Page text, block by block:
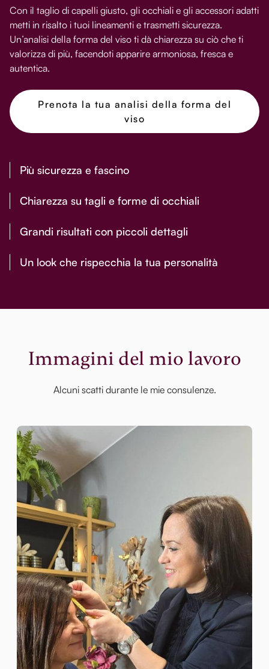
Con il taglio di capelli giusto, gli occhiali e gli accessori adatti
metti in risalto i tuoi lineamenti e trasmetti sicurezza.
Un’analisi della forma del viso ti dà chiarezza su ciò che ti
valorizza di più, facendoti apparire armoniosa, fresca e
autentica.
Prenota la tua analisi della forma del
viso
Più sicurezza e fascino
Chiarezza su tagli e forme di occhiali
Grandi risultati con piccoli dettagli
Un look che rispecchia la tua personalità
Immagini del mio lavoro
Alcuni scatti durante le mie consulenze.